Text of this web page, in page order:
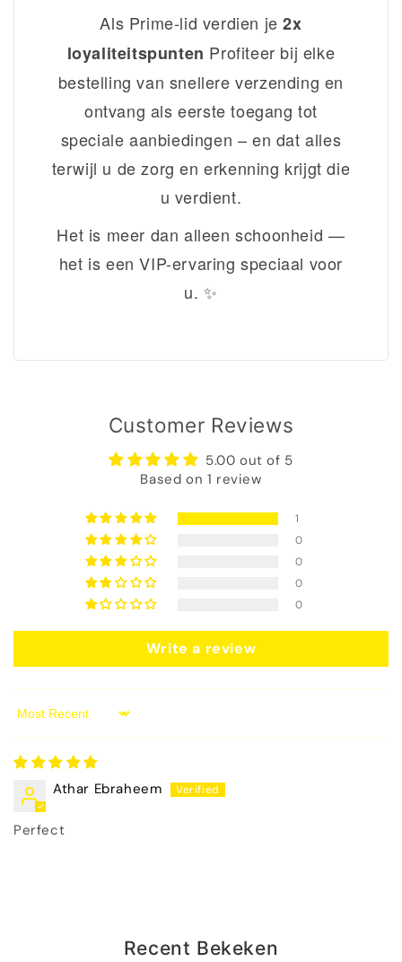
Als Prime-lid verdien je2x
loyaliteitspunten Profiteer bij elke
bestelling van snellere verzending en
ontvang als eerste toegang tot
speciale aanbiedingen – en dat alles
terwijl u de zorg en erkenning krijgt die
u verdient.
Het is meer dan alleen schoonheid —
het is een VIP-ervaring speciaal voor
u. ✨
Customer Reviews
5.00 out of 5
Based on 1 review
1
0
0
0
0
Write a review
Sort by
Athar Ebraheem
Perfect
Recent Bekeken